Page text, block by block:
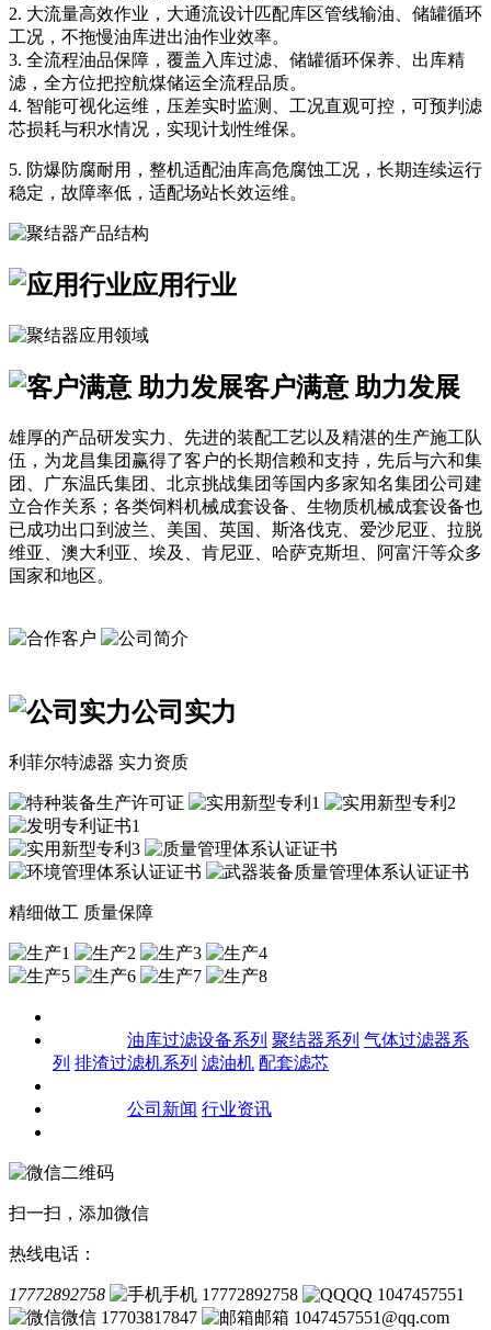
2. 大流量高效作业，大通流设计匹配库区管线输油、储罐循环
工况，不拖慢油库进出油作业效率。
3. 全流程油品保障，覆盖入库过滤、储罐循环保养、出库精
滤，全方位把控航煤储运全流程品质。
4. 智能可视化运维，压差实时监测、工况直观可控，可预判滤
芯损耗与积水情况，实现计划性维保。
5. 防爆防腐耐用，整机适配油库高危腐蚀工况，长期连续运行
稳定，故障率低，适配场站长效运维。
应用行业
客户满意 助力发展
雄厚的产品研发实力、先进的装配工艺以及精湛的生产施工队
伍，为龙昌集团赢得了客户的长期信赖和支持，先后与六和集
团、广东温氏集团、北京挑战集团等国内多家知名集团公司建
立合作关系；各类饲料机械成套设备、生物质机械成套设备也
已成功出口到波兰、美国、英国、斯洛伐克、爱沙尼亚、拉脱
维亚、澳大利亚、埃及、肯尼亚、哈萨克斯坦、阿富汗等众多
国家和地区。
公司实力
利菲尔特滤器 实力资质
精细做工 质量保障
油库过滤设备系列 聚结器系列 气体过滤器系
列 排渣过滤机系列 滤油机 配套滤芯
公司新闻 行业资讯
扫一扫，添加微信
热线电话：
17772892758 手机 17772892758
QQ 1047457551
微信 17703817847
邮箱 1047457551@qq.com